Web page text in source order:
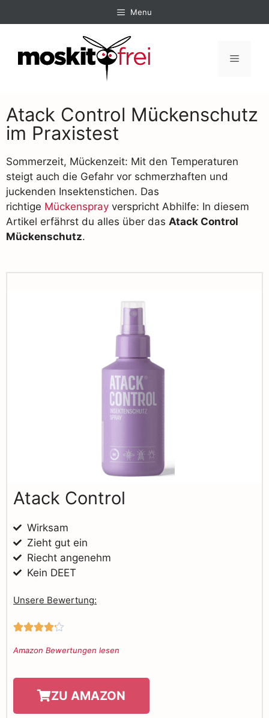
Menu
Atack Control Mückenschutz
im Praxistest
Sommerzeit, Mückenzeit: Mit den Temperaturen
steigt auch die Gefahr vor schmerzhaften und
juckenden Insektenstichen. Das
richtige Mückenspray verspricht Abhilfe: In diesem
Artikel erfährst du alles über das Atack Control
Mückenschutz.
Atack Control
Wirksam
Zieht gut ein
Riecht angenehm
Kein DEET
Unsere Bewertung:

Amazon Bewertungen lesen
ZU AMAZON